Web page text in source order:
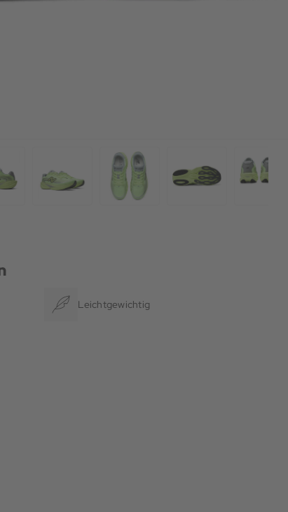
Leichtgewichtig